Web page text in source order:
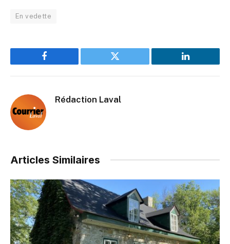
En vedette
Facebook Twitter LinkedIn
Rédaction Laval
Articles Similaires